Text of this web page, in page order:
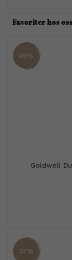
Favoriter hos oss
45%
Goldwell
37%